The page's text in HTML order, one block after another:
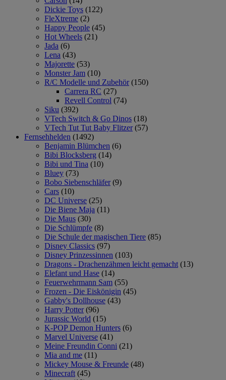
Dickie Toys (122)
FleXtreme (2)
Happy People (45)
Hot Wheels (21)
Jada (6)
Lena (43)
Majorette (53)
Monster Jam (10)
R/C Modelle und Zubehör (150)
Carrera RC (27)
Revell Control (74)
Siku (392)
VTech Switch & Go Dinos (18)
VTech Tut Tut Baby Flitzer (57)
Fernsehhelden (1492)
Benjamin Blümchen (6)
Bibi Blocksberg (14)
Bibi und Tina (10)
Bluey (73)
Bobo Siebenschläfer (9)
Cars (10)
DC Universe (25)
Die Biene Maja (11)
Die Maus (30)
Die Schlümpfe (8)
Die Schule der magischen Tiere (85)
Disney Classics (97)
Disney Prinzessinnen (103)
Dragons - Drachenzähmen leicht gemacht (13)
Elefant und Hase (14)
Feuerwehrmann Sam (55)
Frozen - Die Eiskönigin (45)
Gabby's Dollhouse (43)
Harry Potter (96)
Jurassic World (15)
K-POP Demon Hunters (6)
Marvel Universe (41)
Meine Freundin Conni (21)
Mia and me (11)
Mickey Mouse & Freunde (48)
Minecraft (45)